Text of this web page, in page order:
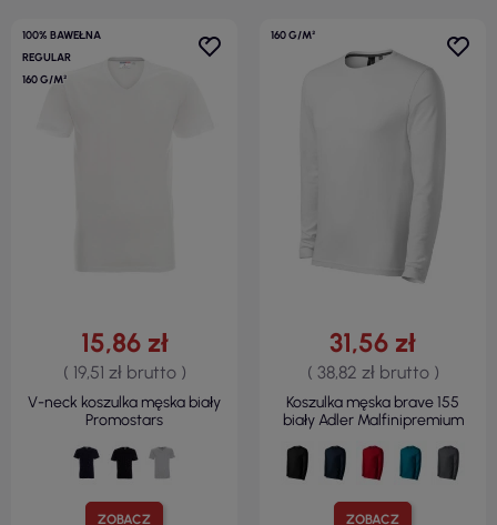
100% BAWEŁNA
REGULAR
160 G/M²
ZOBACZ
15,86 zł
( 19,51 zł brutto )
V-neck koszulka męska biały
Promostars
160 G/M²
ZOBACZ
31,56 zł
( 38,82 zł brutto )
Koszulka męska brave 155
biały Adler Malfinipremium